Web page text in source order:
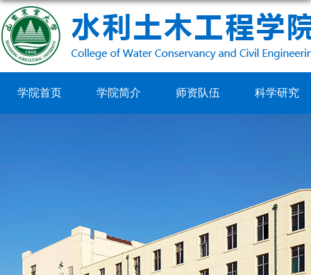
学院首页 学院简介 师资队伍 科学研究